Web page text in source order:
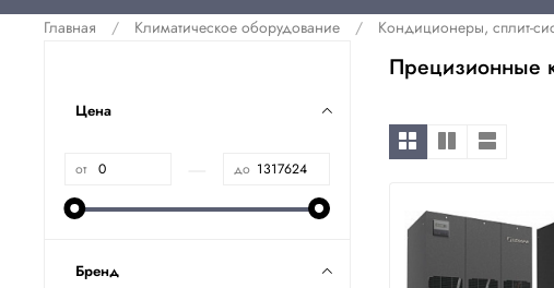
Главная
Климатическое оборудование Кондиционеры, сплит-
Прецизионные
Цена
от до
Бренд